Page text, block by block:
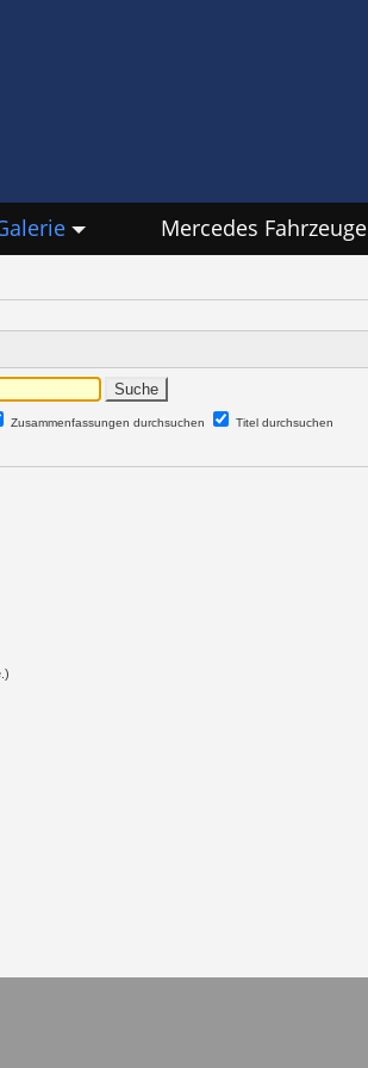
Mercedes Fahrzeuge
Zusammenfassungen durchsuchen
Titel durchsuchen